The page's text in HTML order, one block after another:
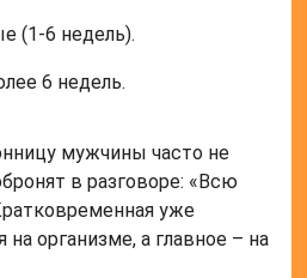
(1-6 недель).
6 недель.
мужчины часто не
в разговоре: «Всю
уже
организме, а главное – на